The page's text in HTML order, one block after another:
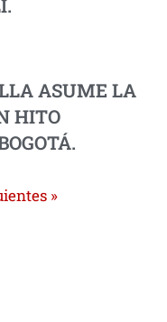
ASUME LA
HITO
»